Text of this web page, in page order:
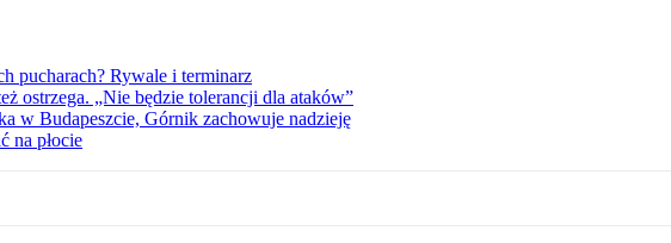
pucharach? Rywale i terminarz
ostrzega. „Nie będzie tolerancji dla ataków”
w Budapeszcie, Górnik zachowuje nadzieję
na płocie